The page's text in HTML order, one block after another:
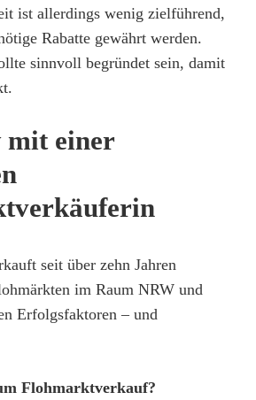
ist allerdings wenig zielführend,
Rabatte gewährt werden.
sinnvoll begründet sein, damit
einer
seit über zehn Jahren
im Raum NRW und
Erfolgsfaktoren – und
Flohmarktverkauf?